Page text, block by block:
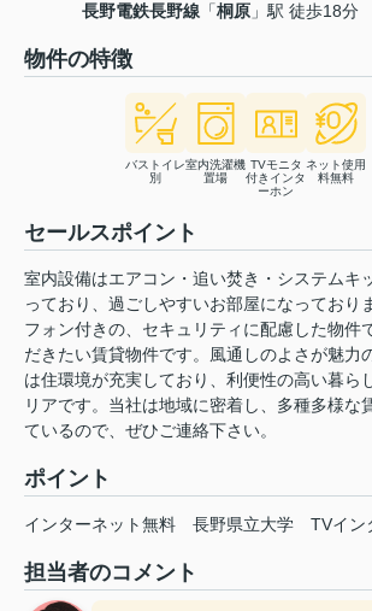
長野電鉄長野線 「桐原 」駅 徒歩18分
物件の特徴
バストイレ
別
室内洗濯機
置場
TVモニタ
付きインタ
ーホン
ネット使用
料無料
セールスポイント
室内設備はエアコン・追い焚き・システムキ
っており、過ごしやすいお部屋になっており
フォン付きの、セキュリティに配慮した物件
だきたい賃貸物件です。風通しのよさが魅力
は住環境が充実しており、利便性の高い暮ら
リアです。当社は地域に密着し、多種多様な
ているので、ぜひご連絡下さい。
ポイント
インターネット無料 長野県立大学 TVイン
担当者のコメント